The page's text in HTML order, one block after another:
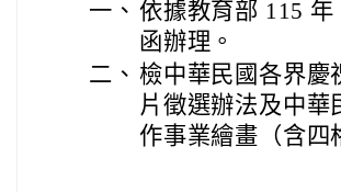
一、 依據教育部 115
函辦理。
二、 檢中華民國各界慶
片徵選辦法及中華
作事業繪畫（含四